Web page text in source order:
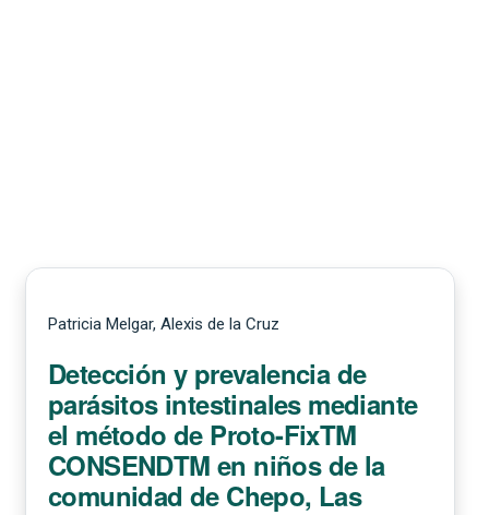
Patricia Melgar, Alexis de la Cruz
Detección y prevalencia de
parásitos intestinales mediante
el método de Proto-FixTM
CONSENDTM en niños de la
comunidad de Chepo, Las